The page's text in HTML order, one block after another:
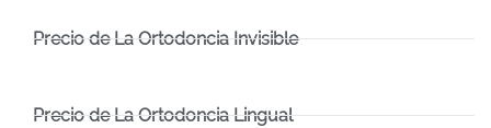
Precio de La Ortodoncia Invisible
Precio de La Ortodoncia Lingual